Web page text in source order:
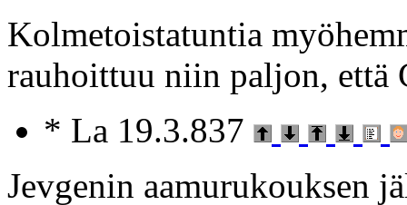
Kolmetoistatuntia
rauhoittuu niin paljon, että
* La 19.3.837
Jevgenin aamurukouksen